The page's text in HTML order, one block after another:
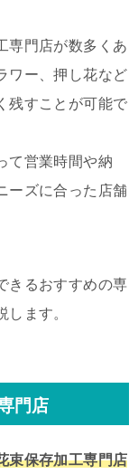
専門店が数多くあ
ワー、押し花など
残すことが可能で
て営業時間や納
ーズに合った店舗
きるおすすめの専
ます。
門店
束保存加工専門店